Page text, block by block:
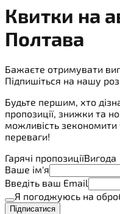
Квитки на
Полтава
Бажаєте отримувати
Підпишіться на нашу
Будьте першим, хто
пропозиції, знижки та
можливість
переваги!
Гарячі пропозиціїВигода
Ваше ім'я
Введіть ваш Email
Я погоджуюсь на
Підписатися